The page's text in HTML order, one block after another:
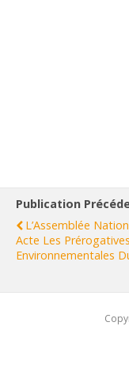
Publication
L’Assemblée
Acte Les Prérogatives
Environnementales